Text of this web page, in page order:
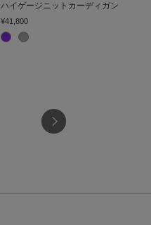
ハイゲージニットカーディガン
¥41,800